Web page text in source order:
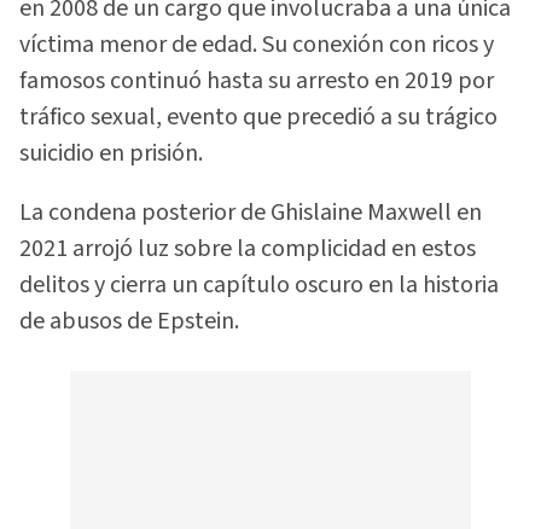
en 2008 de un cargo que involucraba a una única
víctima menor de edad. Su conexión con ricos y
famosos continuó hasta su arresto en 2019 por
tráfico sexual, evento que precedió a su trágico
suicidio en prisión.
La condena posterior de Ghislaine Maxwell en
2021 arrojó luz sobre la complicidad en estos
delitos y cierra un capítulo oscuro en la historia
de abusos de Epstein.